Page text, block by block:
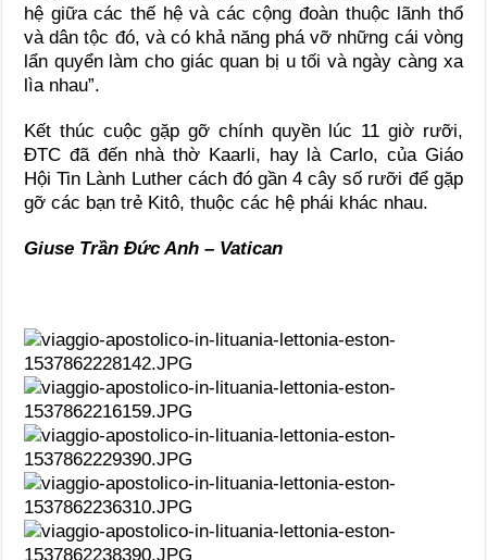
hệ giữa các thế hệ và các cộng đoàn thuộc lãnh thổ
và dân tộc đó, và có khả năng phá vỡ những cái vòng
lẩn quyển làm cho giác quan bị u tối và ngày càng xa
lìa nhau”.
Kết thúc cuộc gặp gỡ chính quyền lúc 11 giờ rưỡi,
ĐTC đã đến nhà thờ Kaarli, hay là Carlo, của Giáo
Hội Tin Lành Luther cách đó gần 4 cây số rưỡi để gặp
gỡ các bạn trẻ Kitô, thuộc các hệ phái khác nhau.
Giuse Trần Đức Anh – Vatican